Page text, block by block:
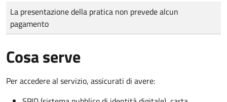
Tipo di pagamento
Importo
La presentazione della pratica non prevede alcun
pagamento
Cosa serve
Per accedere al servizio, assicurati di avere: